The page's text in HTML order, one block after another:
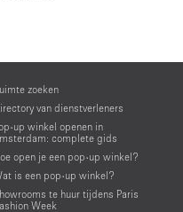
zoeken
van dienstverleners
up winkel openen in
complete gids
open je een pop-up winkel?
is een pop-up winkel?
te huur tijdens Paris
Week